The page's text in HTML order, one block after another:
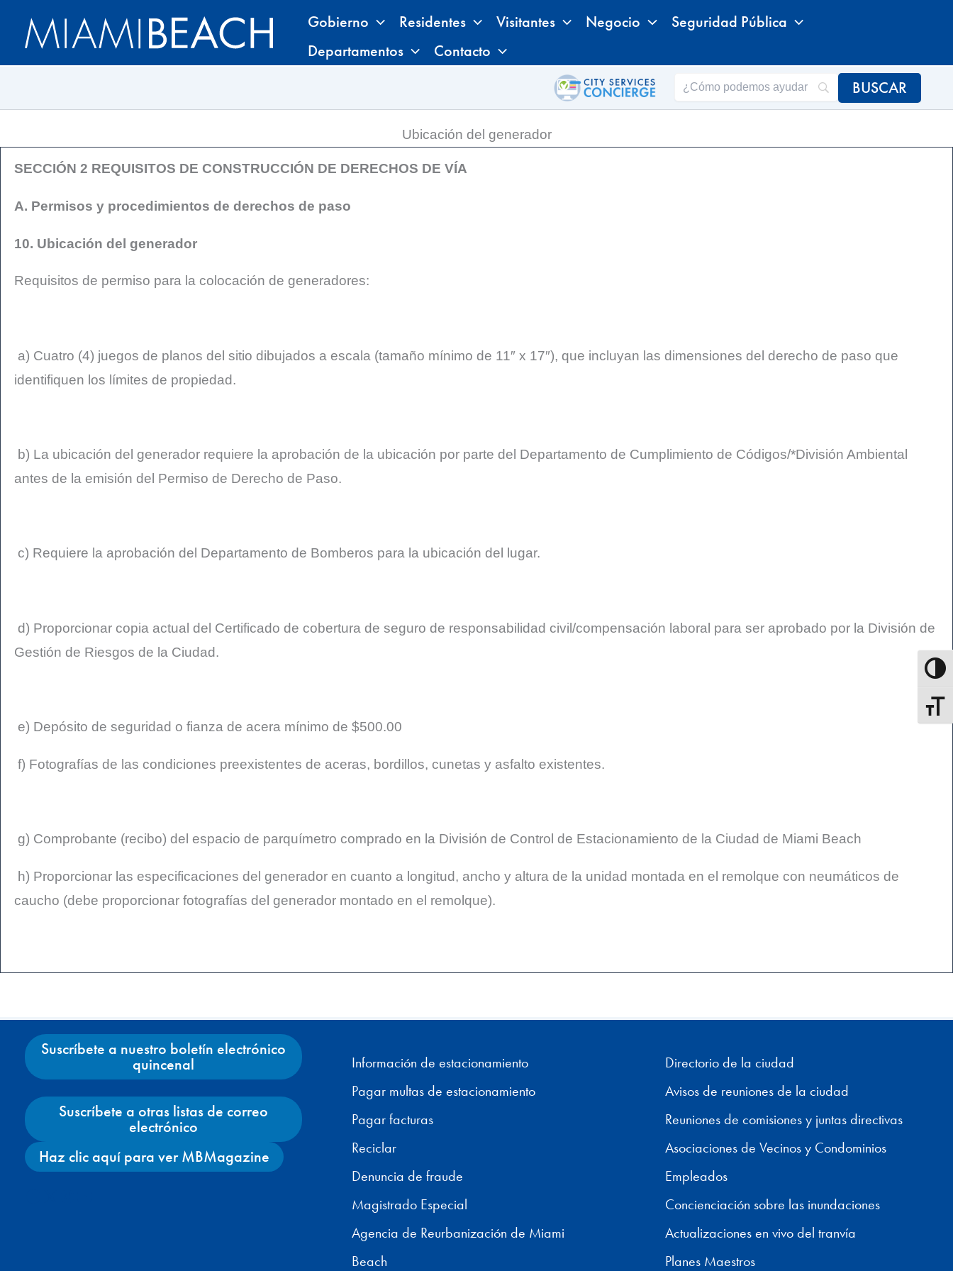
Gobierno Residentes Visitantes Negocio
Seguridad Pública
Departamentos
Contacto
Ubicación del generador
SECCIÓN 2 REQUISITOS DE CONSTRUCCIÓN DE DERECHOS DE VÍA
A. Permisos y procedimientos de derechos de paso
10. Ubicación del generador
Requisitos de permiso para la colocación de generadores:
a) Cuatro (4) juegos de planos del sitio dibujados a escala (tamaño mínimo de 11″ x 17″), que incluyan las dimensiones del derecho de paso que
identifiquen los límites de propiedad.
b) La ubicación del generador requiere la aprobación de la ubicación por parte del Departamento de Cumplimiento de Códigos/*División Ambiental
antes de la emisión del Permiso de Derecho de Paso.
c) Requiere la aprobación del Departamento de Bomberos para la ubicación del lugar.
d) Proporcionar copia actual del Certificado de cobertura de seguro de responsabilidad civil/compensación laboral para ser aprobado por la División de
Gestión de Riesgos de la Ciudad.
e) Depósito de seguridad o fianza de acera mínimo de $500.00
f) Fotografías de las condiciones preexistentes de aceras, bordillos, cunetas y asfalto existentes.
g) Comprobante (recibo) del espacio de parquímetro comprado en la División de Control de Estacionamiento de la Ciudad de Miami Beach
h) Proporcionar las especificaciones del generador en cuanto a longitud, ancho y altura de la unidad montada en el remolque con neumáticos de
caucho (debe proporcionar fotografías del generador montado en el remolque).
Suscríbete a nuestro boletín electrónico
quincenal
Suscríbete a otras listas de correo
electrónico
Haz clic aquí para ver MBMagazine
Información de estacionamiento
Pagar multas de estacionamiento
Pagar facturas
Reciclar
Denuncia de fraude
Magistrado Especial
Agencia de Reurbanización de Miami
Beach
Directorio de la ciudad
Avisos de reuniones de la ciudad
Reuniones de comisiones y juntas directivas
Asociaciones de Vecinos y Condominios
Empleados
Concienciación sobre las inundaciones
Actualizaciones en vivo del tranvía
Planes Maestros